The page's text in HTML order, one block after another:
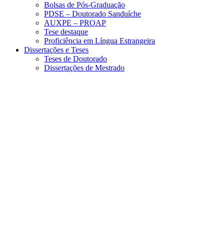
Bolsas de Pós-Graduação
PDSE – Doutorado Sanduíche
AUXPE – PROAP
Tese destaque
Proficiência em Língua Estrangeira
Dissertações e Teses
Teses de Doutorado
Dissertações de Mestrado